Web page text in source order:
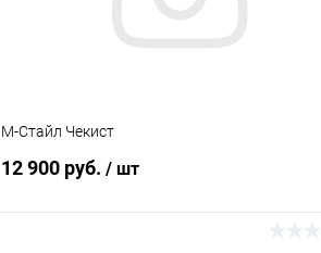
М-Стайл Чекист
12 900 руб. / шт